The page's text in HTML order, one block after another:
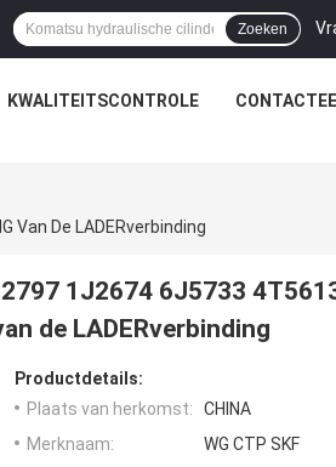
Zoeken
KWALITEITSCONTROLE
Van De LADERverbinding
1J2674 6J5733
de LADERverbinding
Productdetails:
Plaats van herkomst:
CHINA
Merknaam:
WG CTP SKF